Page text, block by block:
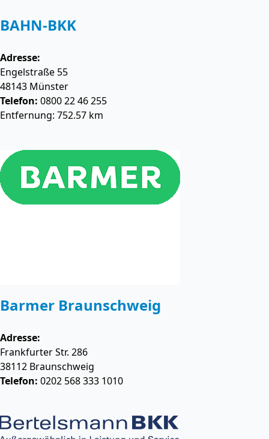
BAHN-BKK
Adresse:
Engelstraße 55
48143 Münster
Telefon: 0800 22 46 255
Entfernung: 752.57 km
Barmer Braunschweig
Adresse:
Frankfurter Str. 286
38112 Braunschweig
Telefon: 0202 568 333 1010